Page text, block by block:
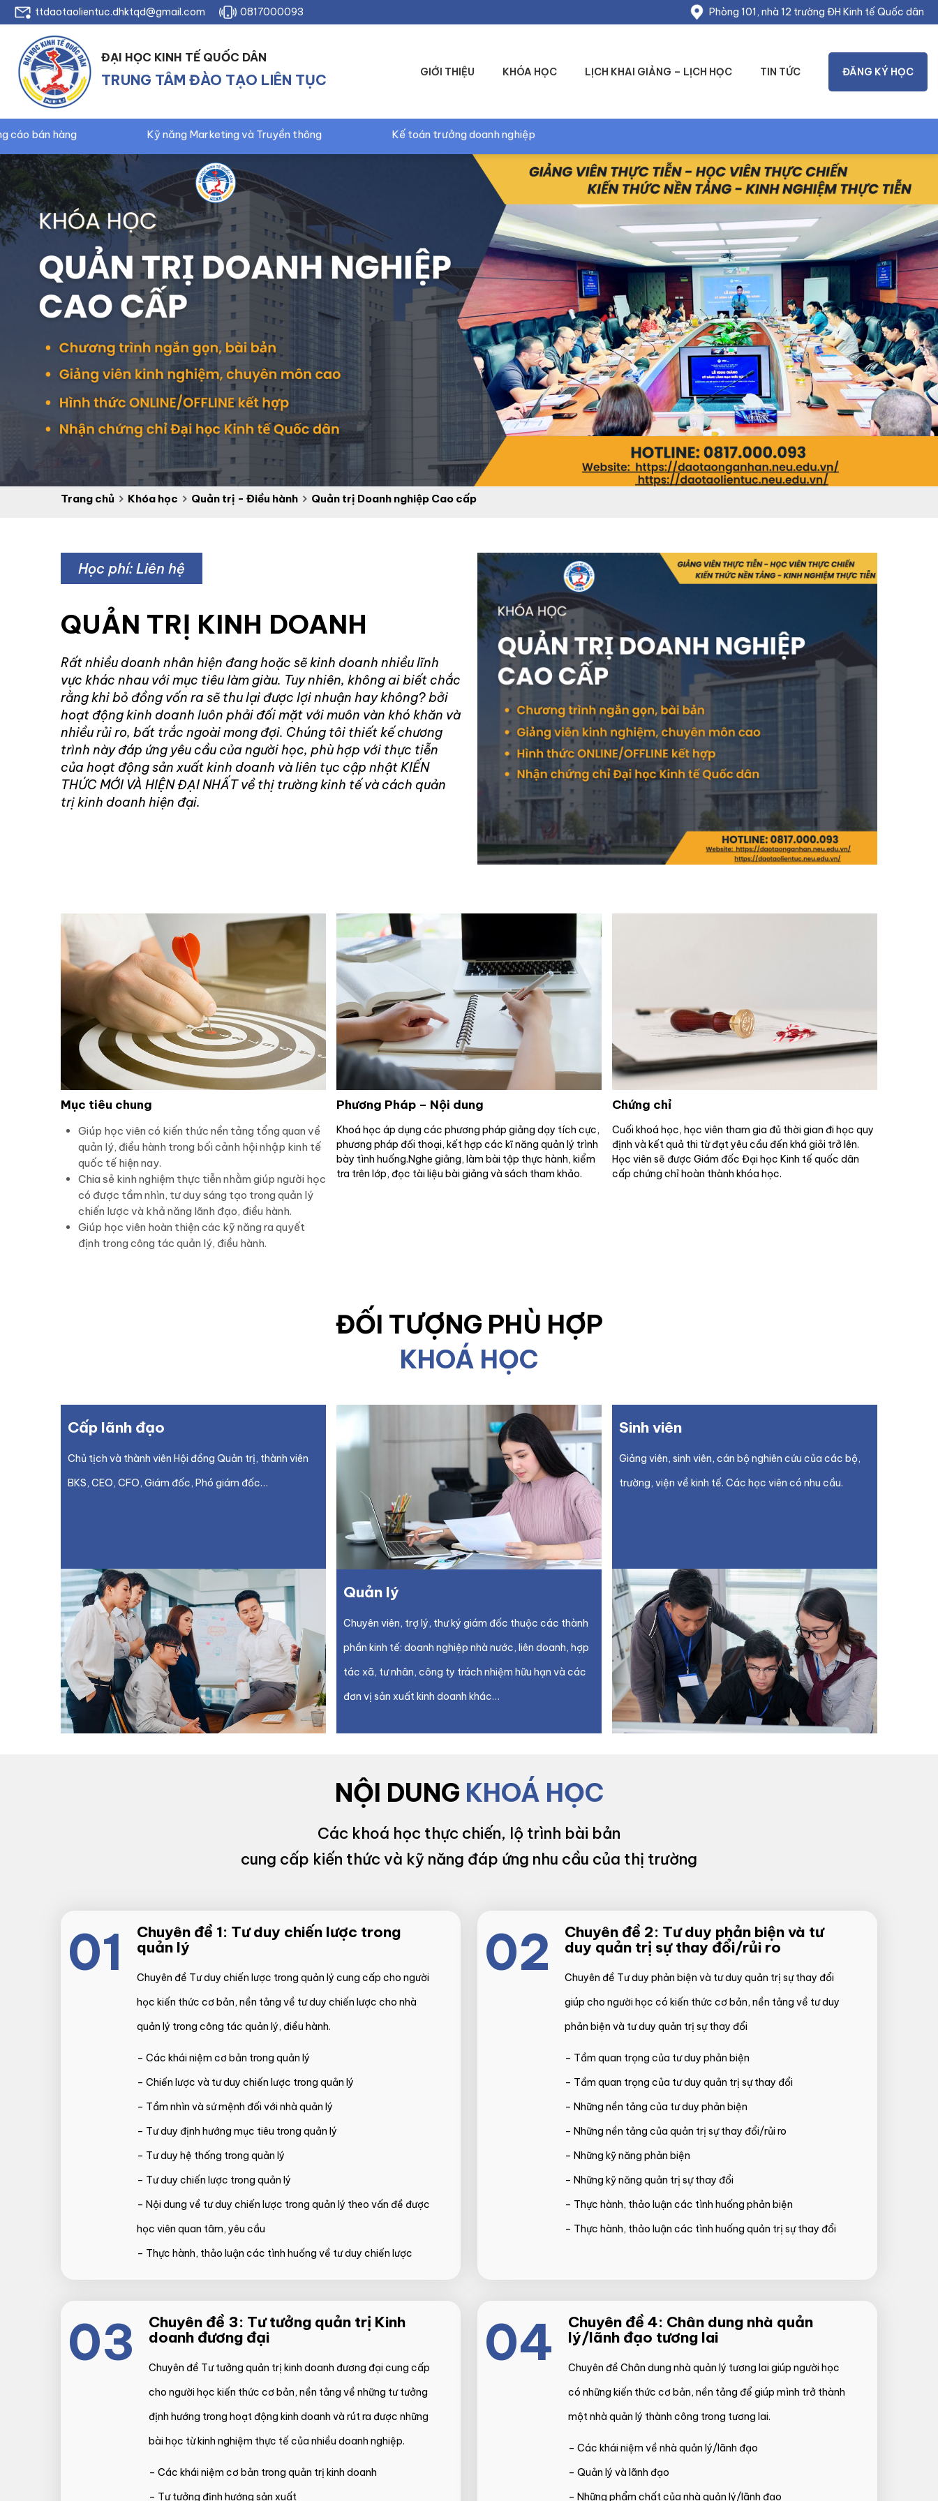
ttdaotaolientuc.dhktqd@gmail.com 0817000093 Phòng 101, nhà 12 trường ĐH Kinh tế Quốc dân
ĐẠI HỌC KINH TẾ QUỐC DÂN
TRUNG TÂM ĐÀO TẠO LIÊN TỤC GIỚI THIỆU KHÓA HỌC LỊCH KHAI GIẢNG – LỊCH HỌC TIN TỨC ĐĂNG KÝ HỌC
năng Marketing và Truyền thông Kế toán trưởng doanh nghiệp
Trang chủ Khóa học Quản trị - Điều hành Quản trị Doanh nghiệp Cao cấp
Học phí: Liên hệ
QUẢN TRỊ KINH DOANH
Rất nhiều doanh nhân hiện đang hoặc sẽ kinh doanh nhiều lĩnh
vực khác nhau với mục tiêu làm giàu. Tuy nhiên, không ai biết chắc
rằng khi bỏ đồng vốn ra sẽ thu lại được lợi nhuận hay không? bởi
hoạt động kinh doanh luôn phải đối mặt với muôn vàn khó khăn và
nhiều rủi ro, bất trắc ngoài mong đợi. Chúng tôi thiết kế chương
trình này đáp ứng yêu cầu của người học, phù hợp với thực tiễn
của hoạt động sản xuất kinh doanh và liên tục cập nhật KIẾN
THỨC MỚI VÀ HIỆN ĐẠI NHẤT về thị trường kinh tế và cách quản
trị kinh doanh hiện đại.
Mục tiêu chung
Giúp học viên có kiến thức nền tảng tổng quan về
quản lý, điều hành trong bối cảnh hội nhập kinh tế
quốc tế hiện nay.
Chia sẻ kinh nghiệm thực tiễn nhằm giúp người học
có được tầm nhìn, tư duy sáng tạo trong quản lý
chiến lược và khả năng lãnh đạo, điều hành.
Giúp học viên hoàn thiện các kỹ năng ra quyết
định trong công tác quản lý, điều hành.
Phương Pháp – Nội dung
Khoá học áp dụng các phương pháp giảng dạy tích cực,
phương pháp đối thoại, kết hợp các kĩ năng quản lý trình
bày tình huống.Nghe giảng, làm bài tập thực hành, kiểm
tra trên lớp, đọc tài liệu bài giảng và sách tham khảo.
Chứng chỉ
Cuối khoá học, học viên tham gia đủ thời gian đi học quy
định và kết quả thi từ đạt yêu cầu đến khá giỏi trở lên.
Học viên sẽ được Giám đốc Đại học Kinh tế quốc dân
cấp chứng chỉ hoàn thành khóa học.
ĐỐI TƯỢNG PHÙ HỢP
KHOÁ HỌC
Cấp lãnh đạo
Chủ tịch và thành viên Hội đồng Quản trị, thành viên
BKS, CEO, CFO, Giám đốc, Phó giám đốc…
Quản lý
Chuyên viên, trợ lý, thư ký giám đốc thuộc các thành
phần kinh tế: doanh nghiệp nhà nước, liên doanh, hợp
tác xã, tư nhân, công ty trách nhiệm hữu hạn và các
đơn vị sản xuất kinh doanh khác…
Sinh viên
Giảng viên, sinh viên, cán bộ nghiên cứu của các bộ,
trường, viện về kinh tế. Các học viên có nhu cầu.
NỘI DUNG KHOÁ HỌC
Các khoá học thực chiến, lộ trình bài bản
cung cấp kiến thức và kỹ năng đáp ứng nhu cầu của thị trường
01
Chuyên đề 1: Tư duy chiến lược trong
quản lý
Chuyên đề Tư duy chiến lược trong quản lý cung cấp cho người
học kiến thức cơ bản, nền tảng về tư duy chiến lược cho nhà
quản lý trong công tác quản lý, điều hành.
– Các khái niệm cơ bản trong quản lý
– Chiến lược và tư duy chiến lược trong quản lý
– Tầm nhìn và sứ mệnh đối với nhà quản lý
– Tư duy định hướng mục tiêu trong quản lý
– Tư duy hệ thống trong quản lý
– Tư duy chiến lược trong quản lý
– Nội dung về tư duy chiến lược trong quản lý theo vấn đề được
học viên quan tâm, yêu cầu
– Thực hành, thảo luận các tình huống về tư duy chiến lược
02
Chuyên đề 2: Tư duy phản biện và tư
duy quản trị sự thay đổi/rủi ro
Chuyên đề Tư duy phản biện và tư duy quản trị sự thay đổi
giúp cho người học có kiến thức cơ bản, nền tảng về tư duy
phản biện và tư duy quản trị sự thay đổi
– Tầm quan trọng của tư duy phản biện
– Tầm quan trọng của tư duy quản trị sự thay đổi
– Những nền tảng của tư duy phản biện
– Những nền tảng của quản trị sự thay đổi/rủi ro
– Những kỹ năng phản biện
– Những kỹ năng quản trị sự thay đổi
– Thực hành, thảo luận các tình huống phản biện
– Thực hành, thảo luận các tình huống quản trị sự thay đổi
03
Chuyên đề 3: Tư tưởng quản trị Kinh
doanh đương đại
Chuyên đề Tư tưởng quản trị kinh doanh đương đại cung cấp
cho người học kiến thức cơ bản, nền tảng về những tư tưởng
định hướng trong hoạt động kinh doanh và rút ra được những
bài học từ kinh nghiệm thực tế của nhiều doanh nghiệp.
– Các khái niệm cơ bản trong quản trị kinh doanh
– Tư tưởng định hướng sản xuất
04
Chuyên đề 4: Chân dung nhà quản
lý/lãnh đạo tương lai
Chuyên đề Chân dung nhà quản lý tương lai giúp người học
có những kiến thức cơ bản, nền tảng để giúp mình trở thành
một nhà quản lý thành công trong tương lai.
– Các khái niệm về nhà quản lý/lãnh đạo
– Quản lý và lãnh đạo
– Những phẩm chất của nhà quản lý/lãnh đạo